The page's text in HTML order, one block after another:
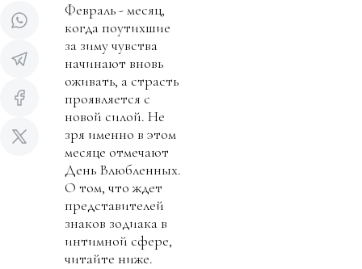
Февраль - месяц,
когда поутихшие
за зиму чувства
начинают вновь
оживать, а страсть
проявляется с
новой силой. Не
зря именно в этом
месяце отмечают
День Влюбленных.
О том, что ждет
представителей
знаков зодиака в
интимной сфере,
читайте ниже.